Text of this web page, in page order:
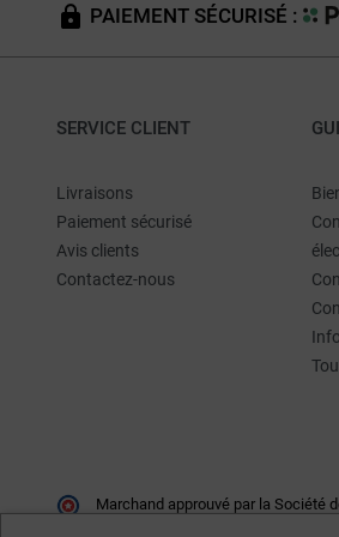
PAIEMENT SÉCURISÉ :
SERVICE CLIENT
Livraisons
Paiement sécurisé
Avis clients
Contactez-nous
Marchand approuvé par la Société